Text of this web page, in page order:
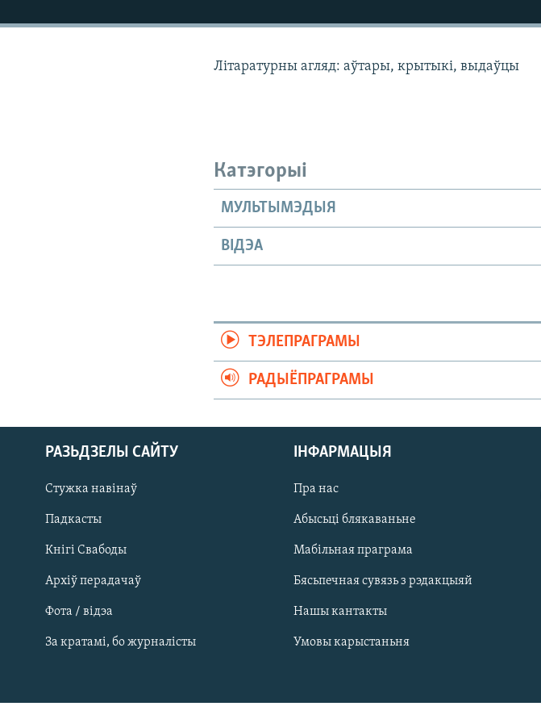
КАЛЯНДАР
НА ХВАЛЯХ СВАБОДЫ
САЧЫЦЕ ЗА АБНАЎЛЕНЬНЯМІ
Літаратурны агляд: аўтары, крытыкі, выдаўцы
Катэгорыі
МУЛЬТЫМЭДЫЯ
ВІДЭА
ТЭЛЕПРАГРАМЫ
РАДЫЁПРАГРАМЫ
РАЗЬДЗЕЛЫ САЙТУ
Стужка навінаў
Падкасты
Кнігі Свабоды
Архіў перадачаў
Фота / відэа
За кратамі, бо журналісты
ІНФАРМАЦЫЯ
Пра нас
Абысьці блякаваньне
Мабільная праграма
Бясьпечная сувязь з рэдакцыяй
Нашы кантакты
Умовы карыстаньня